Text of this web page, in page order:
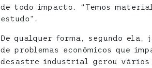
de todo impacto. “Temos
estudo”.
De qualquer forma, segundo
de problemas econômicos que
desastre industrial gerou vários